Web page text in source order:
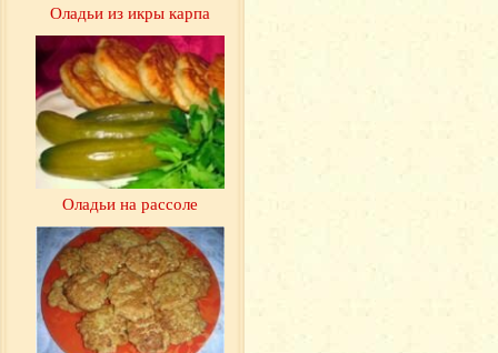
Оладьи из икры карпа
Оладьи на рассоле